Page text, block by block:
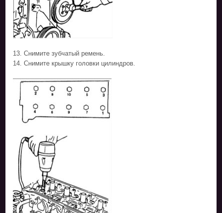
13. Снимите зубчатый ремень.
14. Снимите крышку головки цилиндров.